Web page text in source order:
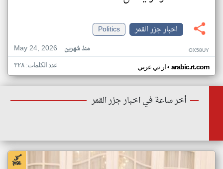
اخبار جزر القمر
Politics
May 24, 2026
منذ شهرين OX58UY
ار تي عربي• arabic.rt.com عدد الكلمات: ٣٢٨
أخر ساعة في اخبار جزر القمر